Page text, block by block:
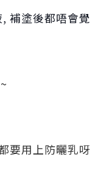
補塗後都唔會覺
要用上防曬乳呀